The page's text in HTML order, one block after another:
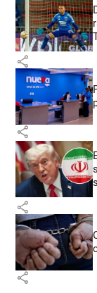
share
share
share
share